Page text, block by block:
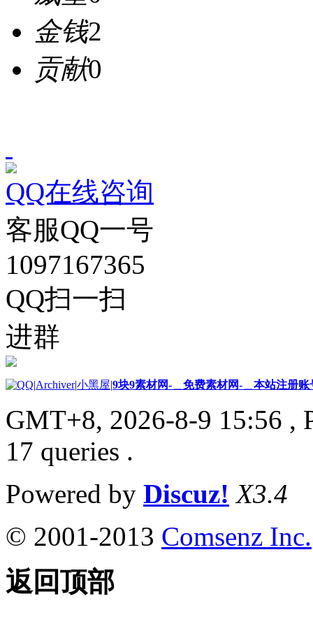
金钱2
贡献0
QQ在线咨询
客服QQ一号
1097167365
QQ扫一扫
进群
|Archiver|小黑屋|9块9素材网-＿免费素材网-＿本站注册账
GMT+8, 2026-8-9 15:56 ,
17 queries .
Powered by Discuz! X3.4
© 2001-2013 Comsenz Inc.
返回顶部